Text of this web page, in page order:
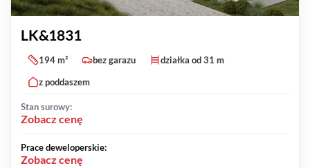
LK&1831
194 m² bez garazu
działka od 31 m
z poddaszem
Stan surowy:
Zobacz cenę
Prace deweloperskie:
Zobacz cenę